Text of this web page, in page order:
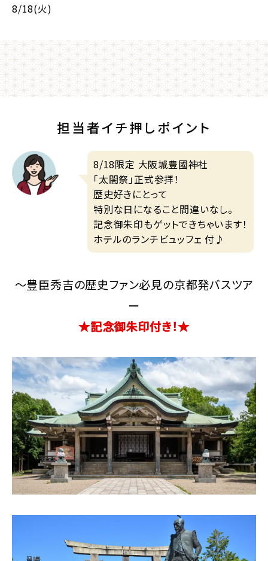
8/18(火)
担当者イチ押しポイント
8/18限定 大阪城豊國神社
「太閤祭」正式参拝！
歴史好きにとって
特別な日になること間違いなし。
記念御朱印もゲットできちゃいます！
ホテルのランチビュッフェ 付♪
～豊臣秀吉の歴史ファン必見の京都発バスツア
ー
★記念御朱印付き！★